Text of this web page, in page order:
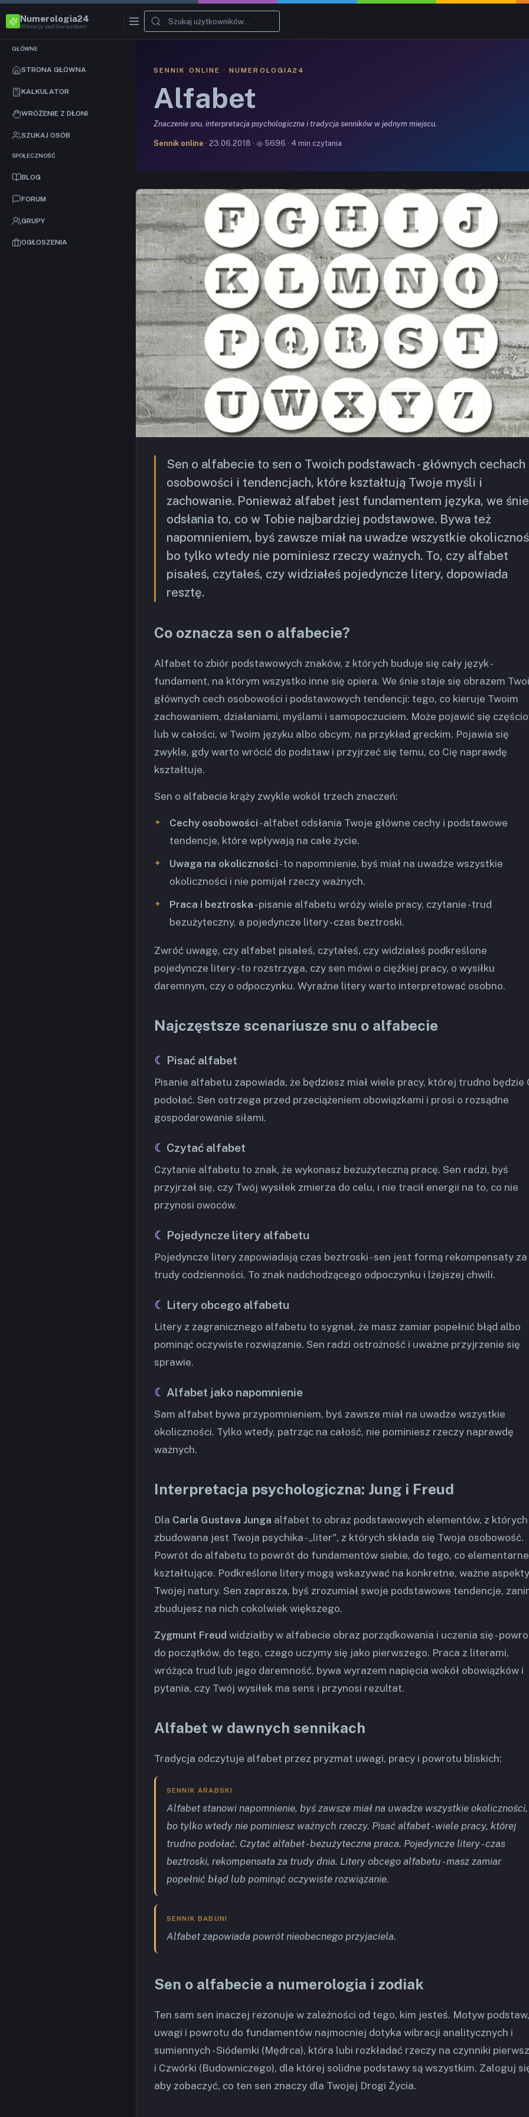
GŁÓWNE
STRONA GŁÓWNA
KALKULATOR
WRÓŻENIE Z DŁONI
SZUKAJ OSÓB
SPOŁECZNOŚĆ
BLOG
FORUM
GRUPY
OGŁOSZENIA
Numerologia24
Wibracja pod Gwiazdami
SENNIK ONLINE · NUMEROLOGIA24
Alfabet
Znaczenie snu, interpretacja psychologiczna i tradycja senników w jednym miejscu.
Sennik online · 23.06.2018 · 5696 · 4 min czytania
Sen o alfabecie to sen o Twoich podstawach - głównych cechach
osobowości i tendencjach, które kształtują Twoje myśli i
zachowanie. Ponieważ alfabet jest fundamentem języka, we śnie
odsłania to, co w Tobie najbardziej podstawowe. Bywa też
napomnieniem, byś zawsze miał na uwadze wszystkie
bo tylko wtedy nie pominiesz rzeczy ważnych. To, czy alfabet
pisałeś, czytałeś, czy widziałeś pojedyncze litery, dopowiada
resztę.
Co oznacza sen o alfabecie?
Alfabet to zbiór podstawowych znaków, z których buduje się cały język -
fundament, na którym wszystko inne się opiera. We śnie staje się obrazem
głównych cech osobowości i podstawowych tendencji: tego, co kieruje Twoim
zachowaniem, działaniami, myślami i samopoczuciem. Może pojawić się
lub w całości, w Twoim języku albo obcym, na przykład greckim. Pojawia się
zwykle, gdy warto wrócić do podstaw i przyjrzeć się temu, co Cię naprawdę
kształtuje.
Sen o alfabecie krąży zwykle wokół trzech znaczeń:
Cechy osobowości - alfabet odsłania Twoje główne cechy i podstawowe
tendencje, które wpływają na całe życie.
Uwaga na okoliczności - to napomnienie, byś miał na uwadze wszystkie
okoliczności i nie pomijał rzeczy ważnych.
Praca i beztroska - pisanie alfabetu wróży wiele pracy, czytanie - trud
bezużyteczny, a pojedyncze litery - czas beztroski.
Zwróć uwagę, czy alfabet pisałeś, czytałeś, czy widziałeś podkreślone
pojedyncze litery - to rozstrzyga, czy sen mówi o ciężkiej pracy, o wysiłku
daremnym, czy o odpoczynku. Wyraźne litery warto interpretować osobno.
Najczęstsze scenariusze snu o alfabecie
Pisać alfabet
Pisanie alfabetu zapowiada, że będziesz miał wiele pracy, której trudno będzie
podołać. Sen ostrzega przed przeciążeniem obowiązkami i prosi o rozsądne
gospodarowanie siłami.
Czytać alfabet
Czytanie alfabetu to znak, że wykonasz bezużyteczną pracę. Sen radzi, byś
przyjrzał się, czy Twój wysiłek zmierza do celu, i nie tracił energii na to, co nie
przynosi owoców.
Pojedyncze litery alfabetu
Pojedyncze litery zapowiadają czas beztroski - sen jest formą rekompensaty za
trudy codzienności. To znak nadchodzącego odpoczynku i lżejszej chwili.
Litery obcego alfabetu
Litery z zagranicznego alfabetu to sygnał, że masz zamiar popełnić błąd albo
pominąć oczywiste rozwiązanie. Sen radzi ostrożność i uważne przyjrzenie się
sprawie.
Alfabet jako napomnienie
Sam alfabet bywa przypomnieniem, byś zawsze miał na uwadze wszystkie
okoliczności. Tylko wtedy, patrząc na całość, nie pominiesz rzeczy naprawdę
ważnych.
Interpretacja psychologiczna: Jung i Freud
Dla Carla Gustava Junga alfabet to obraz podstawowych elementów, z których
zbudowana jest Twoja psychika - „liter", z których składa się Twoja osobowość.
Powrót do alfabetu to powrót do fundamentów siebie, do tego, co
kształtujące. Podkreślone litery mogą wskazywać na konkretne, ważne aspekty
Twojej natury. Sen zaprasza, byś zrozumiał swoje podstawowe tendencje,
zbudujesz na nich cokolwiek większego.
Zygmunt Freud widziałby w alfabecie obraz porządkowania i uczenia się -
do początków, do tego, czego uczymy się jako pierwszego. Praca z literami,
wróżąca trud lub jego daremność, bywa wyrazem napięcia wokół obowiązków i
pytania, czy Twój wysiłek ma sens i przynosi rezultat.
Alfabet w dawnych sennikach
Tradycja odczytuje alfabet przez pryzmat uwagi, pracy i powrotu bliskich:
SENNIK ARABSKI
Alfabet stanowi napomnienie, byś zawsze miał na uwadze wszystkie okoliczności,
bo tylko wtedy nie pominiesz ważnych rzeczy. Pisać alfabet - wiele pracy, której
trudno podołać. Czytać alfabet - bezużyteczna praca. Pojedyncze litery - czas
beztroski, rekompensata za trudy dnia. Litery obcego alfabetu - masz zamiar
popełnić błąd lub pominąć oczywiste rozwiązanie.
SENNIK BABUNI
Alfabet zapowiada powrót nieobecnego przyjaciela.
Sen o alfabecie a numerologia i zodiak
Ten sam sen inaczej rezonuje w zależności od tego, kim jesteś. Motyw podstaw,
uwagi i powrotu do fundamentów najmocniej dotyka wibracji analitycznych i
sumiennych - Siódemki (Mędrca), która lubi rozkładać rzeczy na czynniki
i Czwórki (Budowniczego), dla której solidne podstawy są wszystkim. Zaloguj
aby zobaczyć, co ten sen znaczy dla Twojej Drogi Życia.